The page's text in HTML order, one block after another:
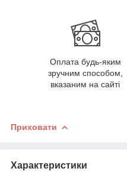
Оплата будь-яким
зручним способом,
вказаним на сайті
Приховати
Характеристики